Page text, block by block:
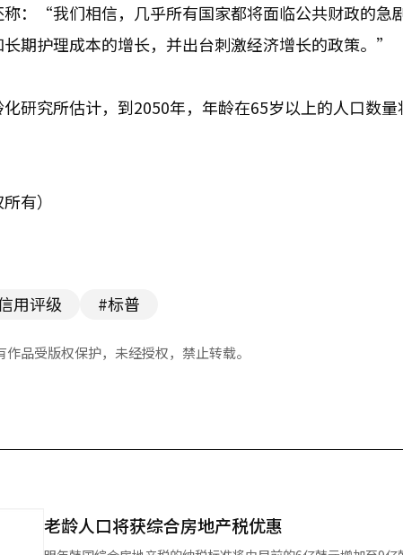
：“我们相信，几乎所有国家都将面临公共财政的急
期护理成本的增长，并出台刺激经济增长的政策。”
研究所估计，到2050年，年龄在65岁以上的人口数
有）
用评级 #标普
作品受版权保护，未经授权，禁止转载。
老龄人口将获综合房地产税优惠